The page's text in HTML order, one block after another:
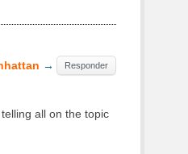
→
all on the topic
Responder